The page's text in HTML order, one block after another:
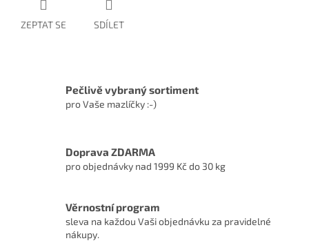
ZEPTAT SE SDÍLET
Pečlivě vybraný sortiment
pro Vaše mazlíčky :-)
Doprava ZDARMA
pro objednávky nad 1999 Kč do 30 kg
Věrnostní program
sleva na každou Vaši objednávku za pravidelné
nákupy.